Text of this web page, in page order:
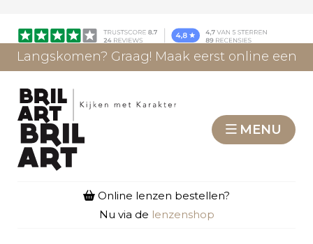
Langskomen? Graag! Maak eerst online een
MENU
Online lenzen bestellen?
Nu via de lenzenshop